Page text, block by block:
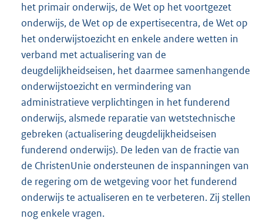
het primair onderwijs, de Wet op het voortgezet
onderwijs, de Wet op de expertisecentra, de Wet op
het onderwijstoezicht en enkele andere wetten in
verband met actualisering van de
deugdelijkheidseisen, het daarmee samenhangende
onderwijstoezicht en vermindering van
administratieve verplichtingen in het funderend
onderwijs, alsmede reparatie van wetstechnische
gebreken (actualisering deugdelijkheidseisen
funderend onderwijs). De leden van de fractie van
de ChristenUnie ondersteunen de inspanningen van
de regering om de wetgeving voor het funderend
onderwijs te actualiseren en te verbeteren. Zij stellen
nog enkele vragen.